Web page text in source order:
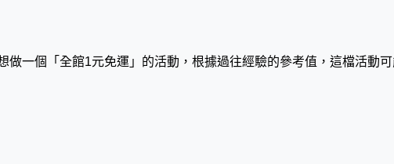
做一個「全館1元免運」的活動，根據過往經驗的參考值，這檔活動